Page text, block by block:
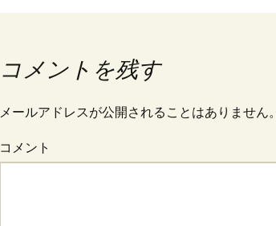
コメントを残す
メールアドレスが公開されることはありません。
コメント